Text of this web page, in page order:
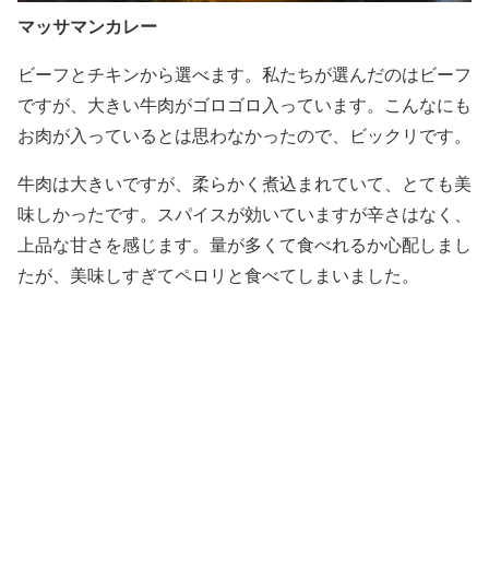
マッサマンカレー
ビーフとチキンから選べます。私たちが選んだのはビーフ
ですが、大きい牛肉がゴロゴロ入っています。こんなにも
お肉が入っているとは思わなかったので、ビックリです。
牛肉は大きいですが、柔らかく煮込まれていて、とても美
味しかったです。スパイスが効いていますが辛さはなく、
上品な甘さを感じます。量が多くて食べれるか心配しまし
たが、美味しすぎてペロリと食べてしまいました。